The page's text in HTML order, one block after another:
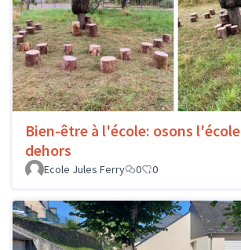
Bien-être à l'école: osons l'école
dehors
Ecole Jules Ferry
0 0